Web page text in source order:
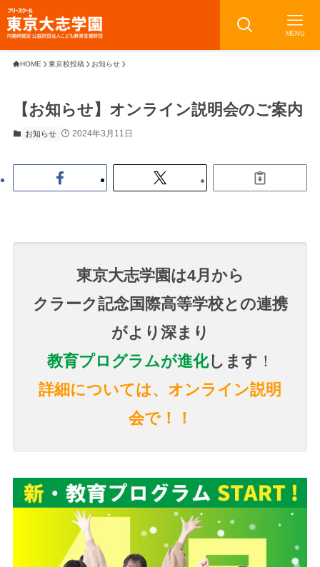
MENU
HOME 東京校投稿 お知らせ
【お知らせ】オンライン説明会のご案内
お知らせ 2024年3月11日
東京大志学園は4月から
クラーク記念国際高等学校との連携
がより深まり
教育プログラムが進化します ！
詳細については、オンライン説明
会で！！